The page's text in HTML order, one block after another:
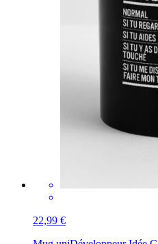
22,99 €